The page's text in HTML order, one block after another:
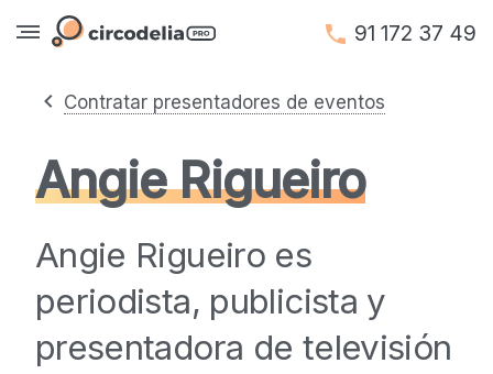
91 172 37 49
Contratar presentadores de eventos
Angie Rigueiro
Angie Rigueiro es
periodista, publicista y
presentadora de televisión